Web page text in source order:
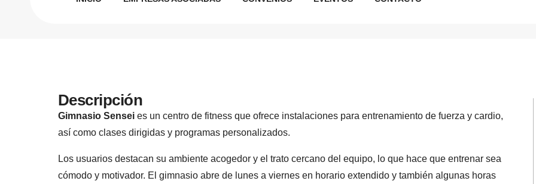
Descripción
Gimnasio Sensei es un centro de fitness que ofrece instalaciones para entrenamiento de fuerza y cardio,
así como clases dirigidas y programas personalizados.
Los usuarios destacan su ambiente acogedor y el trato cercano del equipo, lo que hace que entrenar sea
cómodo y motivador. El gimnasio abre de lunes a viernes en horario extendido y también algunas horas